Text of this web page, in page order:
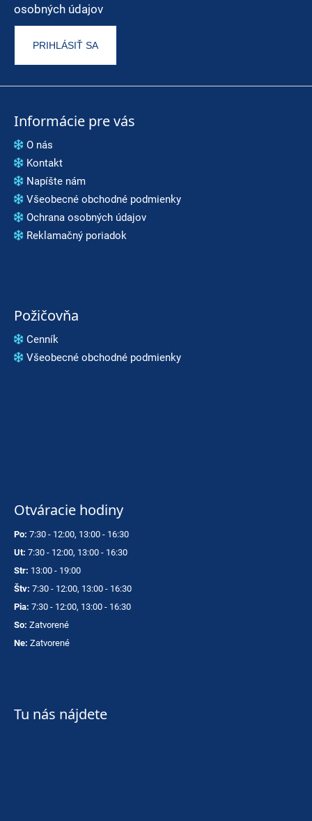
osobných údajov
PRIHLÁSIŤ SA
Informácie pre vás
O nás
Kontakt
Napíšte nám
Všeobecné obchodné podmienky
Ochrana osobných údajov
Reklamačný poriadok
Požičovňa
Cenník
Všeobecné obchodné podmienky
Otváracie hodiny
Po: 7:30 - 12:00, 13:00 - 16:30
Ut: 7:30 - 12:00, 13:00 - 16:30
Str: 13:00 - 19:00
Štv: 7:30 - 12:00, 13:00 - 16:30
Pia: 7:30 - 12:00, 13:00 - 16:30
So: Zatvorené
Ne: Zatvorené
Tu nás nájdete